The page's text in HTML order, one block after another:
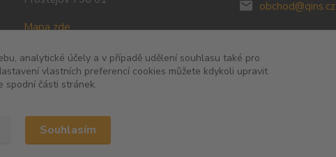
Mapa zde
obchod@qins.cz
analytické účely a v případě udělení souhlasu také pro
vlastních preferencí cookies můžete kdykoli upravit
spodní části stránek.
Souhlasím